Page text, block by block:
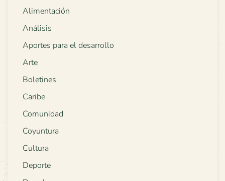
Alimentación
Análisis
Aportes para el desarrollo
Arte
Boletines
Caribe
Comunidad
Coyuntura
Cultura
Deporte